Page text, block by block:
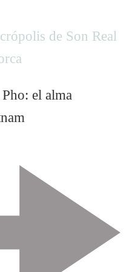
de Son Real